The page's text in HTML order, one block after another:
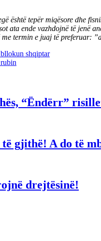
është tepër miqësore dhe
ata ende vazhdojnë të jenë
termin e juaj të preferuar:
shqiptar
“Ëndërr”
të gjithë! A do të
drejtësinë!